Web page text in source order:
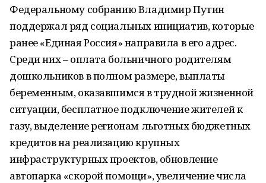
Федеральному собранию Владимир Путин
поддержал ряд социальных инициатив, которые
ранее «Единая Россия» направила в его адрес.
Среди них – оплата больничного родителям
дошкольников в полном размере, выплаты
беременным, оказавшимся в трудной жизненной
ситуации, бесплатное подключение жителей к
газу, выделение регионам льготных бюджетных
кредитов на реализацию крупных
инфраструктурных проектов, обновление
автопарка «скорой помощи», увеличение числа